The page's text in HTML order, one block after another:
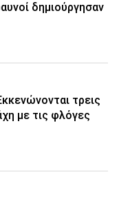
δημιούργησαν
τρεις
με τις φλόγες